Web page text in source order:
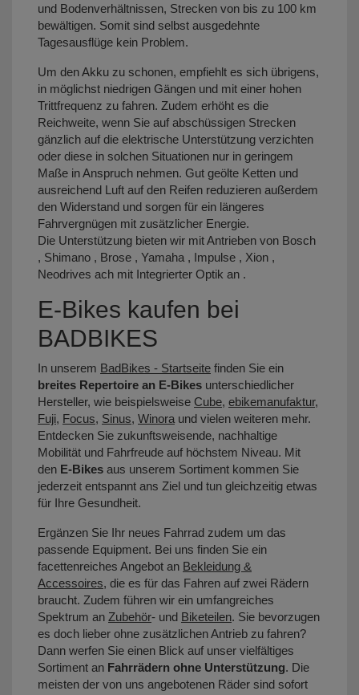
und Bodenverhältnissen, Strecken von bis zu 100 km
bewältigen. Somit sind selbst ausgedehnte
Tagesausflüge kein Problem.
Um den Akku zu schonen, empfiehlt es sich übrigens,
in möglichst niedrigen Gängen und mit einer hohen
Trittfrequenz zu fahren. Zudem erhöht es die
Reichweite, wenn Sie auf abschüssigen Strecken
gänzlich auf die elektrische Unterstützung verzichten
oder diese in solchen Situationen nur in geringem
Maße in Anspruch nehmen. Gut geölte Ketten und
ausreichend Luft auf den Reifen reduzieren außerdem
den Widerstand und sorgen für ein längeres
Fahrvergnügen mit zusätzlicher Energie.
Die Unterstützung bieten wir mit Antrieben von Bosch
, Shimano , Brose , Yamaha , Impulse , Xion ,
Neodrives ach mit Integrierter Optik an .
E-Bikes kaufen bei
BADBIKES
In unserem BadBikes - Startseite finden Sie ein
breites Repertoire an E-Bikes unterschiedlicher
Hersteller, wie beispielsweise Cube, ebikemanufaktur,
Fuji, Focus, Sinus, Winora und vielen weiteren mehr.
Entdecken Sie zukunftsweisende, nachhaltige
Mobilität und Fahrfreude auf höchstem Niveau. Mit
den E-Bikes aus unserem Sortiment kommen Sie
jederzeit entspannt ans Ziel und tun gleichzeitig etwas
für Ihre Gesundheit.
Ergänzen Sie Ihr neues Fahrrad zudem um das
passende Equipment. Bei uns finden Sie ein
facettenreiches Angebot an Bekleidung &
Accessoires, die es für das Fahren auf zwei Rädern
braucht. Zudem führen wir ein umfangreiches
Spektrum an Zubehör- und Biketeilen. Sie bevorzugen
es doch lieber ohne zusätzlichen Antrieb zu fahren?
Dann werfen Sie einen Blick auf unser vielfältiges
Sortiment an Fahrrädern ohne Unterstützung. Die
meisten der von uns angebotenen Räder sind sofort